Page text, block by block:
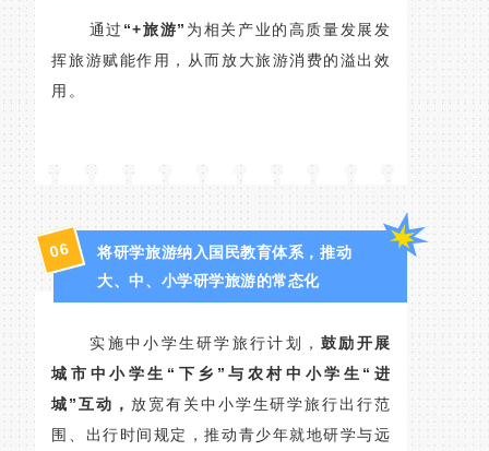
通过 “+旅游” 为相关产业的高质量发展发
挥旅游赋能作用，从而放大旅游消费的溢出效
用。
06
将研学旅游纳入国民教育体系，推动
大、中、小学研学旅游的常态化
实施中小学生研学旅行计划，鼓励开展
城市中小学生“下乡”与农村中小学生“进
城”互动， 放宽有关中小学生研学旅行出行范
围、出行时间规定，推动青少年就地研学与远